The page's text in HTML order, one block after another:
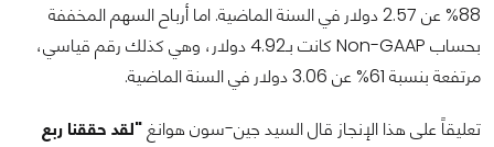
88% عن 2.57 دولار في السنة الماضية. اما أرباح السهم المخففة
بحساب Non-GAAP كانت بـ4.92 دولار، وهي كذلك رقم قياسي،
مرتفعة بنسبة 61% عن 3.06 دولار في السنة الماضية.
تعليقاً على هذا الإنجاز قال السيد جين-سون هوانغ "لقد حققنا ربع